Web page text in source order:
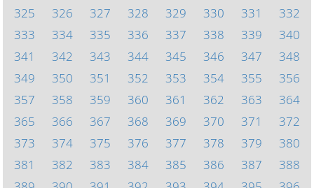
325
326 327 328 329 330 331
332
333
334 335 336 337 338 339
340
341
342 343 344 345 346 347
348
349
350 351 352 353 354 355
356
357
358 359 360 361 362 363
364
365
366 367 368 369 370 371
372
373
374 375 376 377 378 379
380
381
382 383 384 385 386 387
388